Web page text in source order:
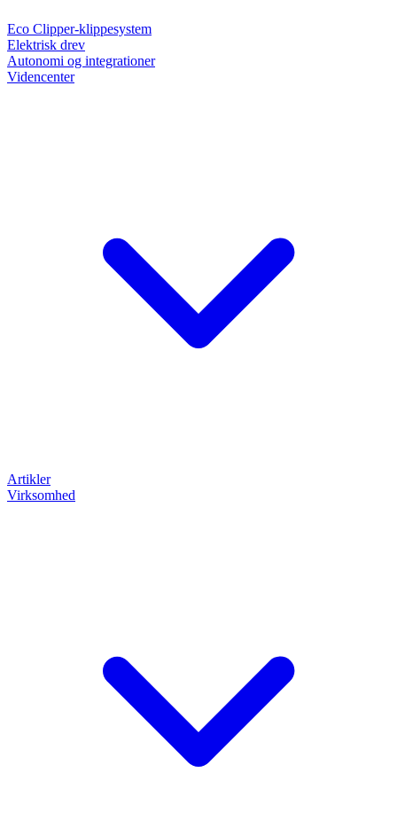
Eco Clipper-klippesystem
Elektrisk drev
Autonomi og integrationer
Videncenter
Artikler
Virksomhed